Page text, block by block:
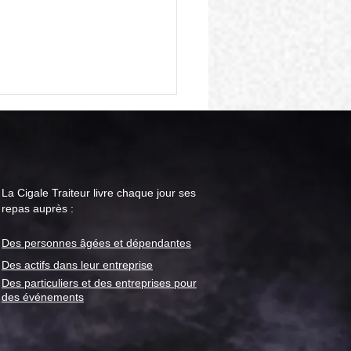
Traiteur : menu "repas
pour la semaine du 28
La Cigale Traiteur livre chaque jour ses
repas auprès :
Des personnes âgées et dépendantes
Des actifs dans leur entreprise
Des particuliers et des entreprises pour
des événements